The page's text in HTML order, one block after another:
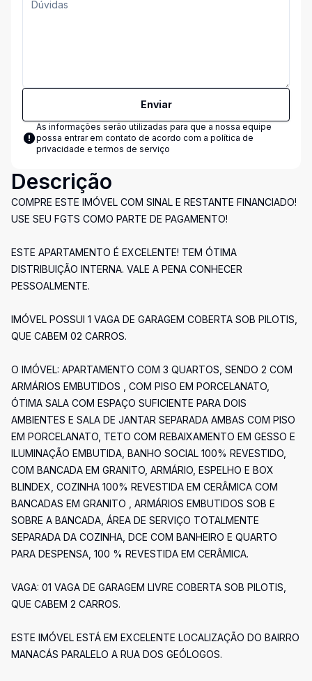
Enviar
As informações serão utilizadas para que a nossa equipe
possa entrar em contato de acordo com a política de
privacidade e termos de serviço
Descrição
COMPRE ESTE IMÓVEL COM SINAL E RESTANTE FINANCIADO!
USE SEU FGTS COMO PARTE DE PAGAMENTO!
ESTE APARTAMENTO É EXCELENTE! TEM ÓTIMA
DISTRIBUIÇÃO INTERNA. VALE A PENA CONHECER
PESSOALMENTE.
IMÓVEL POSSUI 1 VAGA DE GARAGEM COBERTA SOB PILOTIS,
QUE CABEM 02 CARROS.
O IMÓVEL: APARTAMENTO COM 3 QUARTOS, SENDO 2 COM
ARMÁRIOS EMBUTIDOS , COM PISO EM PORCELANATO,
ÓTIMA SALA COM ESPAÇO SUFICIENTE PARA DOIS
AMBIENTES E SALA DE JANTAR SEPARADA AMBAS COM PISO
EM PORCELANATO, TETO COM REBAIXAMENTO EM GESSO E
ILUMINAÇÃO EMBUTIDA, BANHO SOCIAL 100% REVESTIDO,
COM BANCADA EM GRANITO, ARMÁRIO, ESPELHO E BOX
BLINDEX, COZINHA 100% REVESTIDA EM CERÂMICA COM
BANCADAS EM GRANITO , ARMÁRIOS EMBUTIDOS SOB E
SOBRE A BANCADA, ÁREA DE SERVIÇO TOTALMENTE
SEPARADA DA COZINHA, DCE COM BANHEIRO E QUARTO
PARA DESPENSA, 100 % REVESTIDA EM CERÂMICA.
VAGA: 01 VAGA DE GARAGEM LIVRE COBERTA SOB PILOTIS,
QUE CABEM 2 CARROS.
ESTE IMÓVEL ESTÁ EM EXCELENTE LOCALIZAÇÃO DO BAIRRO
MANACÁS PARALELO A RUA DOS GEÓLOGOS.